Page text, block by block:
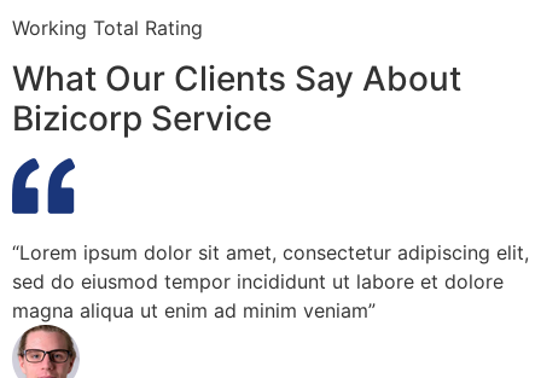
Working Total Rating
What Our Clients Say About
Bizicorp Service
“Lorem ipsum dolor sit amet, consectetur adipiscing elit,
sed do eiusmod tempor incididunt ut labore et dolore
magna aliqua ut enim ad minim veniam”